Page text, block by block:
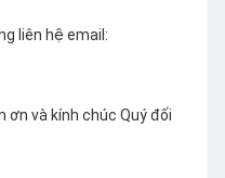
liên hệ email:
ơn và kính chúc Quý đối